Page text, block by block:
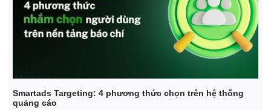
Smartads Targeting: 4 phương thức chọn trên hệ thống
quảng cáo